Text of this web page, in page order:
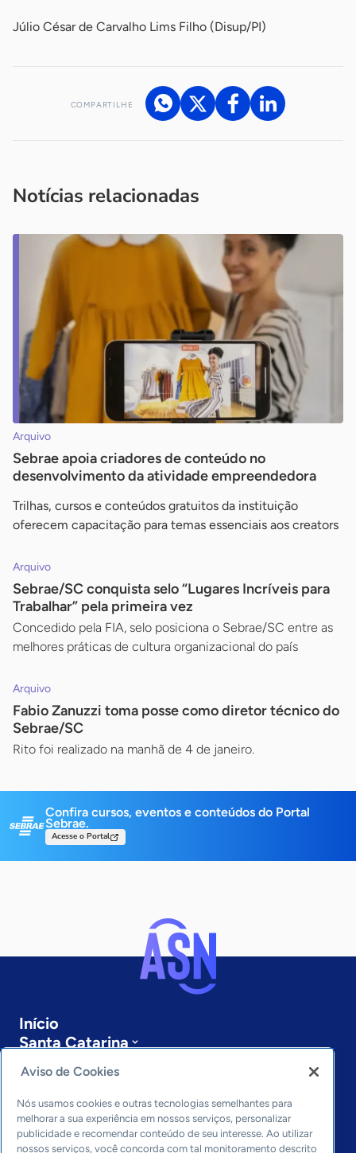
Júlio César de Carvalho Lims Filho (Disup/PI)
COMPARTILHE
Notícias relacionadas
Arquivo
Sebrae apoia criadores de conteúdo no
desenvolvimento da atividade empreendedora
Trilhas, cursos e conteúdos gratuitos da instituição
oferecem capacitação para temas essenciais aos creators
Arquivo
Sebrae/SC conquista selo “Lugares Incríveis para
Trabalhar” pela primeira vez
Concedido pela FIA, selo posiciona o Sebrae/SC entre as
melhores práticas de cultura organizacional do país
Arquivo
Fabio Zanuzzi toma posse como diretor técnico do
Sebrae/SC
Rito foi realizado na manhã de 4 de janeiro.
Confira cursos, eventos e conteúdos do Portal
Sebrae.
Acesse o Portal
Início
Santa Catarina
Sobre a ASN
Últimas notícias
Entre em contato
Editorias
Aviso de Cookies
Nós usamos cookies e outras tecnologias semelhantes para
melhorar a sua experiência em nossos serviços, personalizar
publicidade e recomendar conteúdo de seu interesse. Ao utilizar
nossos serviços, você concorda com tal monitoramento descrito